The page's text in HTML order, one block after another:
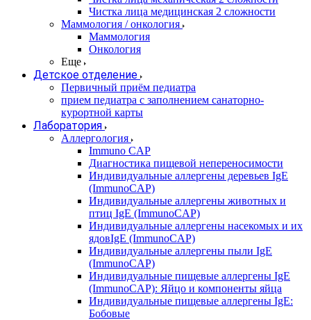
Чистка лица медицинская 2 сложности
Маммология / онкология
Маммология
Онкология
Еще
Детское отделение
Первичный приём педиатра
прием педиатра с заполнением санаторно-
курортной карты
Лаборатория
Аллергология
Immuno CAP
Диагностика пищевой непереносимости
Индивидуальные аллергены деревьев IgE
(ImmunoCAP)
Индивидуальные аллергены животных и
птиц IgE (ImmunoCAP)
Индивидуальные аллергены насекомых и их
ядовIgE (ImmunoCAP)
Индивидуальные аллергены пыли IgE
(ImmunoCAP)
Индивидуальные пищевые аллергены IgE
(ImmunoCAP): Яйцо и компоненты яйца
Индивидуальные пищевые аллергены IgE:
Бобовые